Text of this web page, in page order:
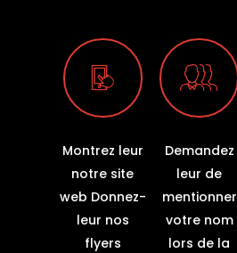
Montrez leur
notre site
web Donnez-
leur nos
flyers
Demandez
leur de
mentionner
votre nom
lors de la